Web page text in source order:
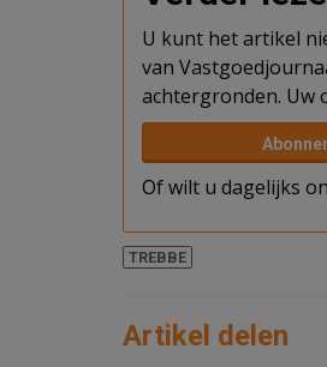
U kunt het artikel
van
achtergronden. Uw
Of wilt u dagelijks
TREBBE
Artikel delen